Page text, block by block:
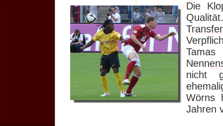
Die
Tamas
nicht
Wörns
Jahren